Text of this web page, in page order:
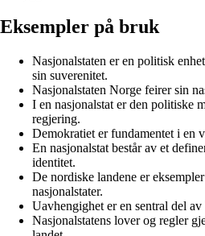
Eksempler på bruk
Nasjonalstaten er en politisk
sin suverenitet.
Nasjonalstaten Norge feirer sin
I en nasjonalstat er den politiske
regjering.
Demokratiet er fundamentet i en
En nasjonalstat består av et
identitet.
De nordiske landene er
nasjonalstater.
Uavhengighet er en sentral del
Nasjonalstatens lover og regler